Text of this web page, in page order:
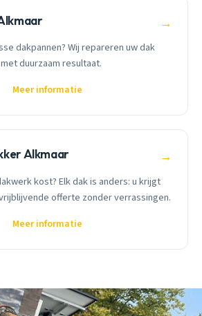
→
dakpannen? Wij repareren uw dak
duurzaam resultaat.
Meer informatie
Alkmaar →
kost? Elk dak is anders: u krijgt
offerte zonder verrassingen.
Meer informatie